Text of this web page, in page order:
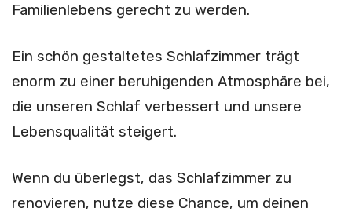
Familienlebens gerecht zu werden.
Ein schön gestaltetes Schlafzimmer trägt
enorm zu einer beruhigenden Atmosphäre bei,
die unseren Schlaf verbessert und unsere
Lebensqualität steigert.
Wenn du überlegst, das Schlafzimmer zu
renovieren, nutze diese Chance, um deinen